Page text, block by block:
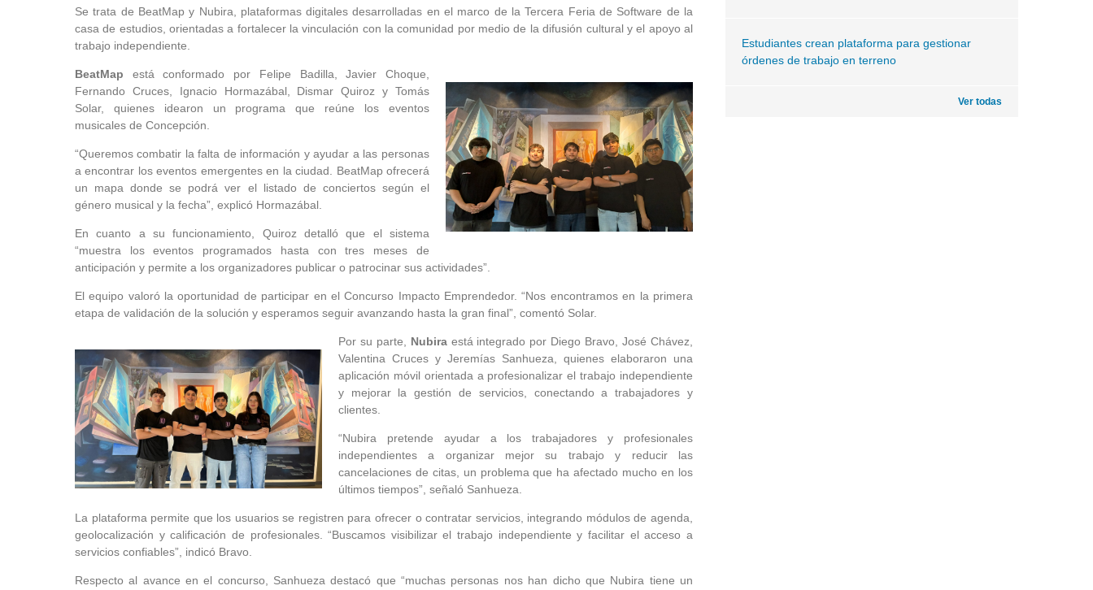
Se trata de BeatMap y Nubira, plataformas digitales desarrolladas en el marco de la Tercera Feria de Software de la
casa de estudios, orientadas a fortalecer la vinculación con la comunidad por medio de la difusión cultural y el apoyo al
trabajo independiente.
BeatMap está conformado por Felipe Badilla, Javier Choque,
Fernando Cruces, Ignacio Hormazábal, Dismar Quiroz y Tomás
Solar, quienes idearon un programa que reúne los eventos
musicales de Concepción.
“Queremos combatir la falta de información y ayudar a las personas
a encontrar los eventos emergentes en la ciudad. BeatMap ofrecerá
un mapa donde se podrá ver el listado de conciertos según el
género musical y la fecha”, explicó Hormazábal.
En cuanto a su funcionamiento, Quiroz detalló que el sistema
“muestra los eventos programados hasta con tres meses de
anticipación y permite a los organizadores publicar o patrocinar sus actividades”.
El equipo valoró la oportunidad de participar en el Concurso Impacto Emprendedor. “Nos encontramos en la primera
etapa de validación de la solución y esperamos seguir avanzando hasta la gran final”, comentó Solar.
Por su parte, Nubiraestá integrado por Diego Bravo, José Chávez,
Valentina Cruces y Jeremías Sanhueza, quienes elaboraron una
aplicación móvil orientada a profesionalizar el trabajo independiente
y mejorar la gestión de servicios, conectando a trabajadores y
clientes.
“Nubira pretende ayudar a los trabajadores y profesionales
independientes a organizar mejor su trabajo y reducir las
cancelaciones de citas, un problema que ha afectado mucho en los
últimos tiempos”, señaló Sanhueza.
La plataforma permite que los usuarios se registren para ofrecer o contratar servicios, integrando módulos de agenda,
geolocalización y calificación de profesionales. “Buscamos visibilizar el trabajo independiente y facilitar el acceso a
servicios confiables”, indicó Bravo.
Respecto al avance en el concurso, Sanhueza destacó que “muchas personas nos han dicho que Nubira tiene un
Estudiantes crean plataforma para gestionar
órdenes de trabajo en terreno
Ver todas